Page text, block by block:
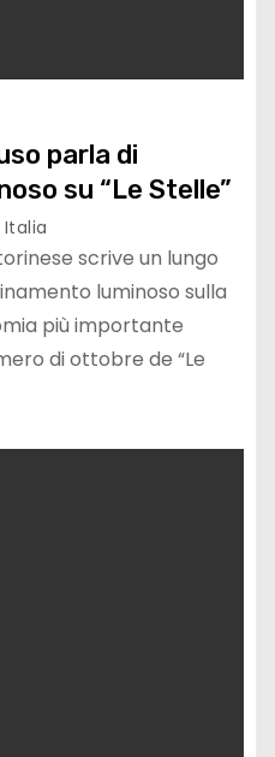
parla di
su “Le Stelle”
scrive un lungo
luminoso sulla
più importante
di ottobre de “Le